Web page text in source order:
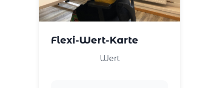
Flexi-Wert-Karte
Wert